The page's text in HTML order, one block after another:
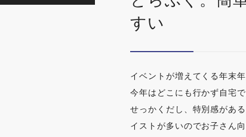
すい
イベントが増えてくる年末年
今年はどこにも行かず自宅
せっかくだし、特別感があ
イストが多いのでお子さん